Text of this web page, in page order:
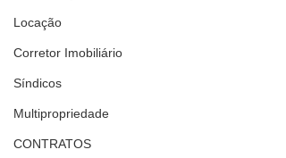
Locação
Corretor Imobiliário
Síndicos
Multipropriedade
CONTRATOS